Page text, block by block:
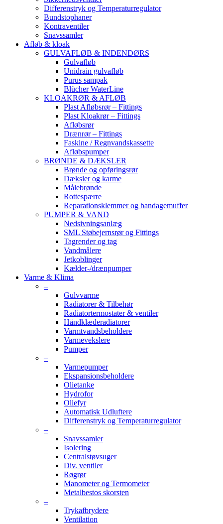
Differenstryk og Temperaturregulator
Bundstophaner
Kontraventiler
Snavssamler
Afløb & kloak
GULVAFLØB & INDENDØRS
Gulvafløb
Unidrain gulvafløb
Purus sampak
Blücher WaterLine
KLOAKRØR & AFLØB
Plast Afløbsrør – Fittings
Plast Kloakrør – Fittings
Afløbsrør
Drænrør – Fittings
Faskine / Regnvandskassette
Afløbspumper
BRØNDE & DÆKSLER
Brønde og opføringsrør
Dæksler og karme
Målebrønde
Rottespærre
Reparationsklemmer og bandagemuffer
PUMPER & VAND
Nedsivningsanlæg
SML Støbejernsrør og Fittings
Tagrender og tag
Vandmålere
Jetkoblinger
Kælder-/drænpumper
Varme & Klima
–
Gulvvarme
Radiatorer & Tilbehør
Radiatortermostater & ventiler
Håndklæderadiatorer
Varmtvandsbeholdere
Varmevekslere
Pumper
–
Varmepumper
Ekspansionsbeholdere
Olietanke
Hydrofor
Oliefyr
Automatisk Udluftere
Differenstryk og Temperaturregulator
–
Snavssamler
Isolering
Centralstøvsuger
Div. ventiler
Røgrør
Manometer og Termometer
Metalbestos skorsten
–
Trykafbrydere
Ventilation